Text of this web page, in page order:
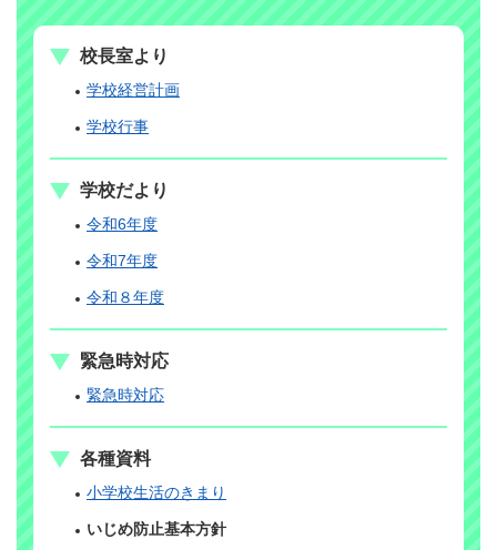
校長室より
学校経営計画
学校行事
学校だより
令和6年度
令和7年度
令和８年度
緊急時対応
緊急時対応
各種資料
小学校生活のきまり
いじめ防止基本方針